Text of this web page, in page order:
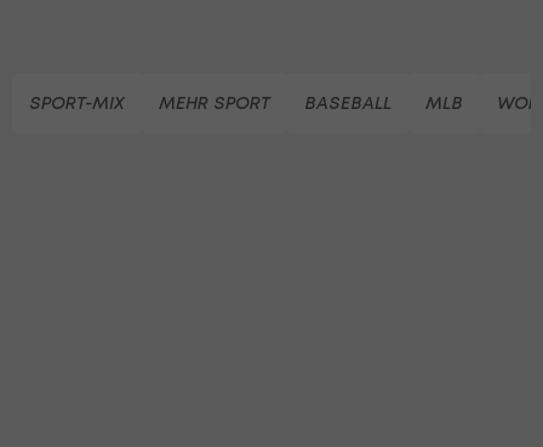
SPORT-MIX MEHR SPORT BASEBALL MLB